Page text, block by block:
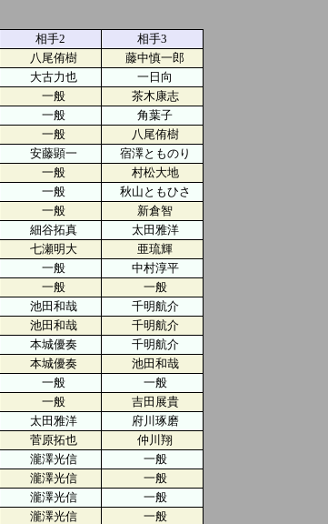
相手2
相手3
八尾侑樹
藤中慎一郎
大古力也
一日向
一般
茶木康志
一般
角葉子
一般
八尾侑樹
安藤顕一
宿澤とものり
一般
村松大地
一般
秋山ともひさ
一般
新倉智
細谷拓真
太田雅洋
七瀬明大
亜琉輝
一般
中村淳平
一般
一般
池田和哉
千明航介
池田和哉
千明航介
本城優奏
千明航介
本城優奏
池田和哉
一般
一般
一般
吉田展貴
太田雅洋
府川琢磨
菅原拓也
仲川翔
瀧澤光信
一般
瀧澤光信
一般
瀧澤光信
一般
瀧澤光信
一般